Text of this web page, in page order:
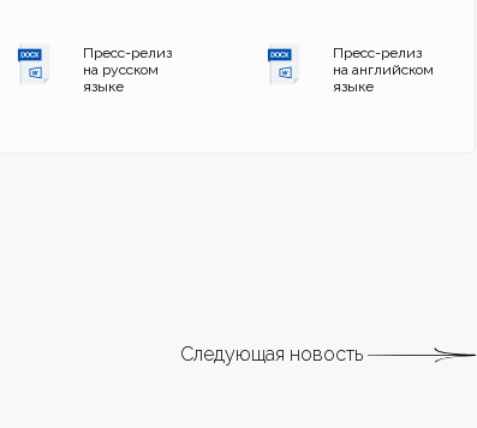
Пресс-релиз
на русском
языке
Пресс-релиз
на английском
языке
Следующая новость